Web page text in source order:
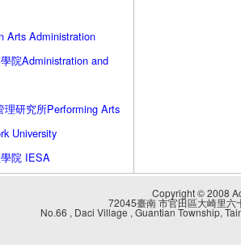
Arts Administration
院 Administration and
理研究所Performing Arts
University
院 IESA
Copyright © 2008
72045臺南 市官田區大崎里
No.66 , Daci Village , Guantian Township,